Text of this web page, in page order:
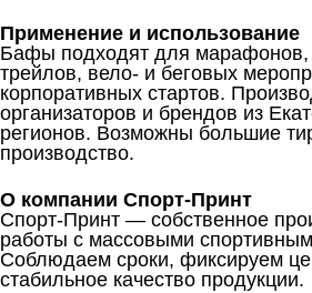
Применение и использование
Бафы подходят для
трейлов, вело- и беговых
корпоративных стартов.
организаторов и брендов из
регионов. Возможны большие
производство.
О компании Спорт-Принт
Спорт-Принт — собственное
работы с массовыми
Соблюдаем сроки, фиксируем
стабильное качество продукции.